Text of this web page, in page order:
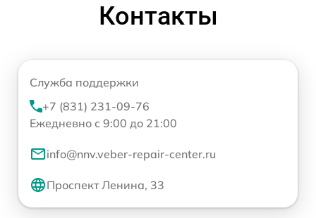
Контакты
Служба поддержки
+7 (831) 231-09-76
Ежедневно с 9:00 до 21:00
info@nnv.veber-repair-center.ru
Проспект Ленина, 33